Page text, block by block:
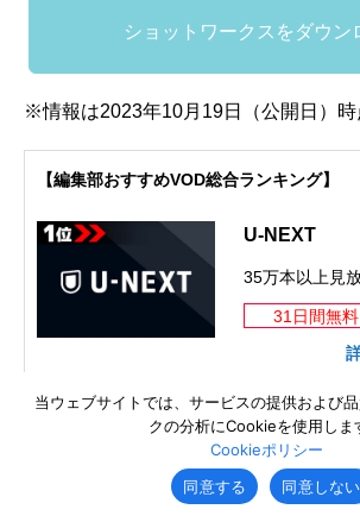
ショットワークスをダウン
※情報は2023年10月19日（公開日）時
【編集部おすすめVOD総合ランキング】
U-NEXT
35万本以上見
31日間無料
U-NEXTへ
DMM TV
当ウェブサイトでは、サービスの提供および
クの分析にCookieを使用しま
Cookieポリシー
同意する
同意しない